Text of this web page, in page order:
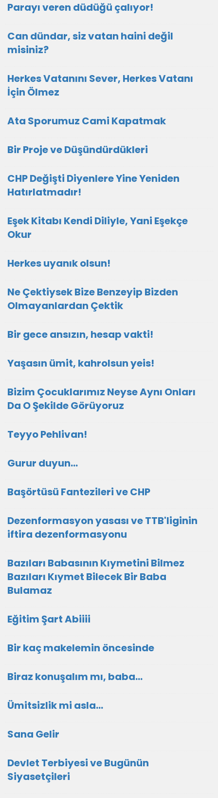
Parayı veren düdüğü çalıyor!
Can dündar, siz vatan haini değil
misiniz?
Herkes Vatanını Sever, Herkes Vatanı
İçin Ölmez
Ata Sporumuz Cami Kapatmak
Bir Proje ve Düşündürdükleri
CHP Değişti Diyenlere Yine Yeniden
Hatırlatmadır!
Eşek Kitabı Kendi Diliyle, Yani Eşekçe
Okur
Herkes uyanık olsun!
Ne Çektiysek Bize Benzeyip Bizden
Olmayanlardan Çektik
Bir gece ansızın, hesap vakti!
Yaşasın ümit, kahrolsun yeis!
Bizim Çocuklarımız Neyse Aynı Onları
Da O Şekilde Görüyoruz
Teyyo Pehlivan!
Gurur duyun...
Başörtüsü Fantezileri ve CHP
Dezenformasyon yasası ve TTB'liginin
iftira dezenformasyonu
Bazıları Babasının Kıymetini Bilmez
Bazıları Kıymet Bilecek Bir Baba
Bulamaz
Eğitim Şart Abiiii
Bir kaç makelemin öncesinde
Biraz konuşalım mı, baba...
Ümitsizlik mi asla...
Sana Gelir
Devlet Terbiyesi ve Bugünün
Siyasetçileri